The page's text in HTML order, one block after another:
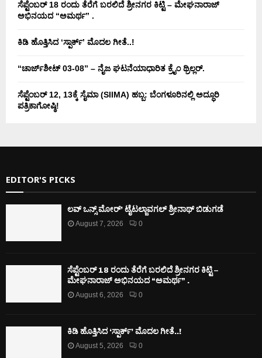
ಸೆಪ್ಟೆಂಬರ್ 18 ರಂದು ತೆರೆಗೆ ಬರಲಿದೆ ಶ್ರೀನಗರ ಕಿಟ್ಟಿ – ಮೇಘನಾರಾಜ್
ಅಭಿನಯದ “ಅಮರ್ಥ” .
ಕಿಡಿ‌‌ ಹೊತ್ತಿಸಿದ ‘ಸ್ಪಾರ್ಕ್’ ಮೊದಲ‌ ಗೀತೆ..!
“ಚಾರ್ಜ್‌ಶೀಟ್ 03-08” – ನೈಜ ಘಟನೆಯಾಧಾರಿತ ಕ್ರೈಂ ಥ್ರಿಲ್ಲರ್.
ಸೆಪ್ಟೆಂಬರ್ 12, 13ಕ್ಕೆ ಸೈಮಾ (SIIMA) ಹಬ್ಬ: ಬೆಂಗಳೂರಿನಲ್ಲಿ ಅದ್ಧೂರಿ
ಪತ್ರಿಕಾಗೋಷ್ಠಿ!
EDITOR'S PICKS
ಲವ್ ಒನ್ಸ್ ಮೋರ್’ ಟೈಟಲ್ಜಾವಗಲ್ ಶ್ರೀನಾಥ್ ಬಿಡುಗಡೆ
August 7, 2026 0
ಸೆಪ್ಟೆಂಬರ್ 18 ರಂದು ತೆರೆಗೆ ಬರಲಿದೆ ಶ್ರೀನಗರ ಕಿಟ್ಟಿ –
ಮೇಘನಾರಾಜ್ ಅಭಿನಯದ “ಅಮರ್ಥ” .
August 6, 2026 0
ಕಿಡಿ‌‌ ಹೊತ್ತಿಸಿದ ‘ಸ್ಪಾರ್ಕ್’ ಮೊದಲ‌ ಗೀತೆ..!
August 5, 2026 0